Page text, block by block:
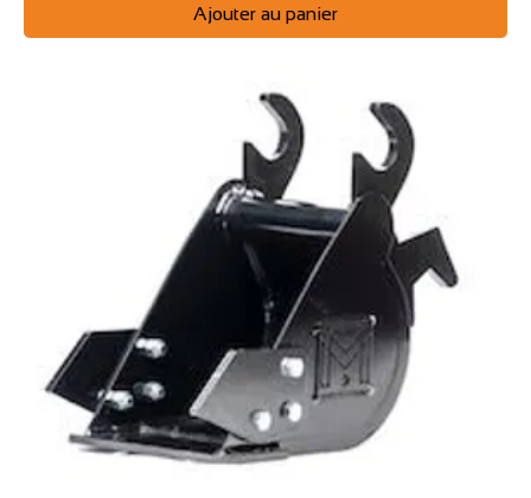
Ajouter au panier